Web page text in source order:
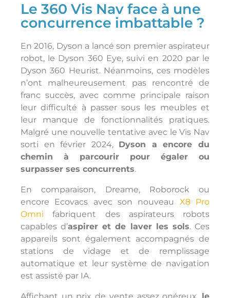
Le 360 Vis Nav face à une
concurrence imbattable ?
En 2016, Dyson a lancé son premier aspirateur
robot, le Dyson 360 Eye, suivi en 2020 par le
Dyson 360 Heurist. Néanmoins, ces modèles
n’ont malheureusement pas rencontré de
franc succès, avec comme principale raison
leur difficulté à passer sous les meubles et
leur manque de fonctionnalités pratiques.
Malgré une nouvelle tentative avec le Vis Nav
sorti en février 2024, Dyson a encore du
chemin à parcourir pour égaler ou
surpasser ses concurrents.
En comparaison, Dreame, Roborock ou
encore Ecovacs avec son nouveau X8 Pro
Omni fabriquent des aspirateurs robots
capables d’aspirer et de laver les sols. Ces
appareils sont également accompagnés de
stations de vidage et de remplissage
automatique et leur système de navigation
est assisté par IA.